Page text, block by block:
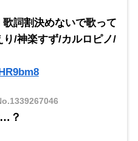
詞割決めないで歌って
/神楽すず/カルロピノ/
？